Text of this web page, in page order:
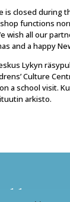
is closed during
functions
wish all our
and a happy
Lykyn
Culture
a school visit.
arkisto.